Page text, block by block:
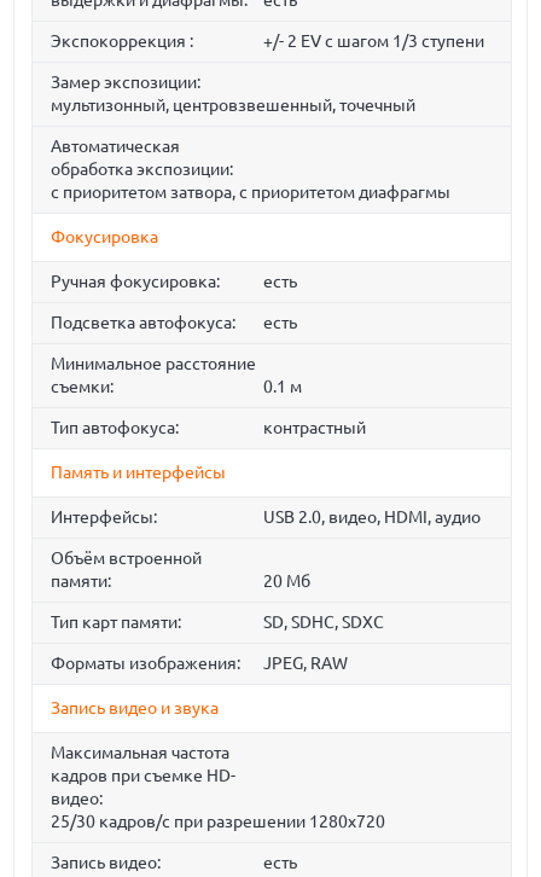
Экспокоррекция : +/- 2 EV с шагом 1/3 ступени
Замер экспозиции:
мультизонный, центровзвешенный, точечный
Автоматическая
обработка экспозиции:
с приоритетом затвора, с приоритетом диафрагмы
Фокусировка
Ручная фокусировка: есть
Подсветка автофокуса: есть
Минимальное расстояние
съемки:
0.1 м
Тип автофокуса: контрастный
Память и интерфейсы
Интерфейсы: USB 2.0, видео, HDMI, аудио
Объём встроенной
памяти:
20 Мб
Тип карт памяти: SD, SDHC, SDXC
Форматы изображения: JPEG, RAW
Запись видео и звука
Максимальная частота
кадров при съемке HD-
видео:
25/30 кадров/с при разрешении 1280x720
Запись видео: есть